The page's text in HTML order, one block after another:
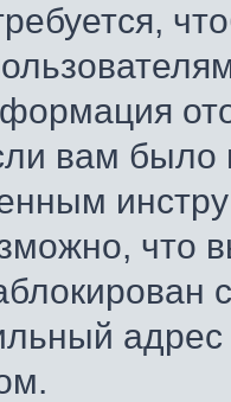
вам
что
адрес